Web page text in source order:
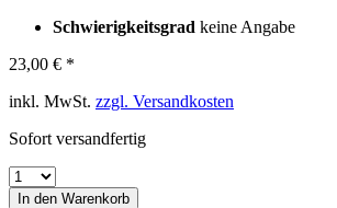
Schwierigkeitsgrad keine Angabe
23,00 € *
inkl. MwSt. zzgl. Versandkosten
Sofort versandfertig
In den Warenkorb